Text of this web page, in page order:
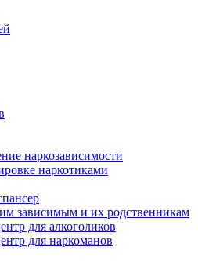
наркозависимости
наркотиками
зависимым и их родственникам
для алкоголиков
для наркоманов